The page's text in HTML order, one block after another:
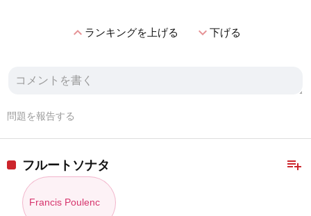
expand_lessランキングを上げる expand_more下げる
問題を報告する
playlist_add
フルートソナタ
Francis Poulenc